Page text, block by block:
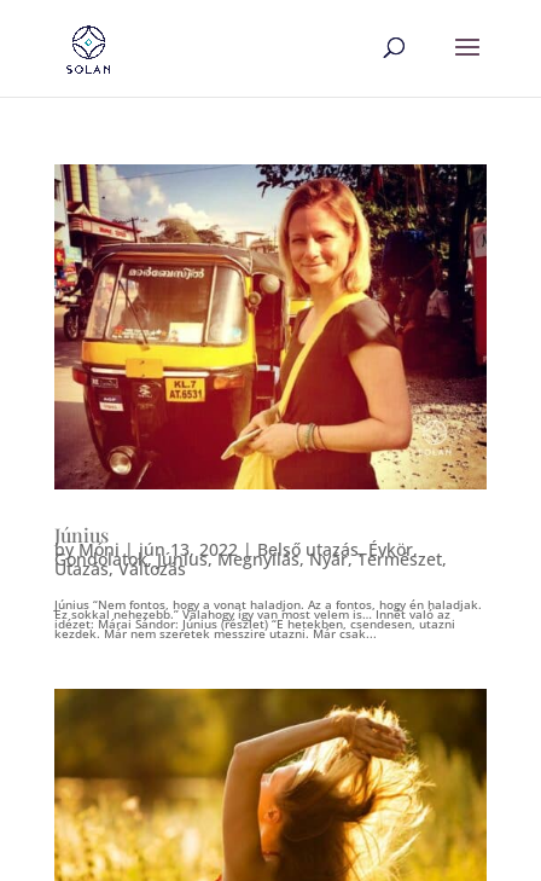
Június
byMóni | jún 13, 2022 | Belső utazás,Évkör,
Gondolatok,Június,Megnyílás,Nyár,Természet,
Utazás,Változás
Június “Nem fontos, hogy a vonat haladjon. Az a fontos, hogy én haladjak.
Ez sokkal nehezebb.” Valahogy így van most velem is… Innét való az
idézet: Márai Sándor: Június (részlet) “E hetekben, csendesen, utazni
kezdek. Már nem szeretek messzire utazni. Már csak...